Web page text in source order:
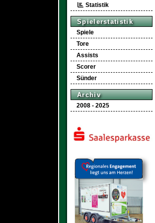
Statistik
Spielerstatistik
Spiele
Tore
Assists
Scorer
Sünder
Archiv
2008 - 2025